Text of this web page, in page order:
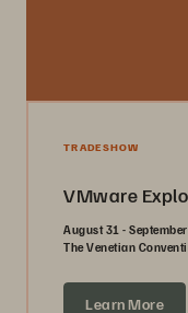
TRADESHOW
VMware
August 31 -
The Venetian
Learn More